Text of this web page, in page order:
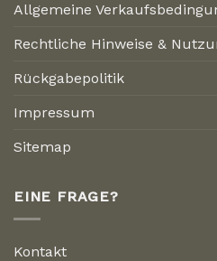
Allgemeine
Rechtliche Hinweise &
Rückgabepolitik
Impressum
Sitemap
EINE FRAGE?
Kontakt